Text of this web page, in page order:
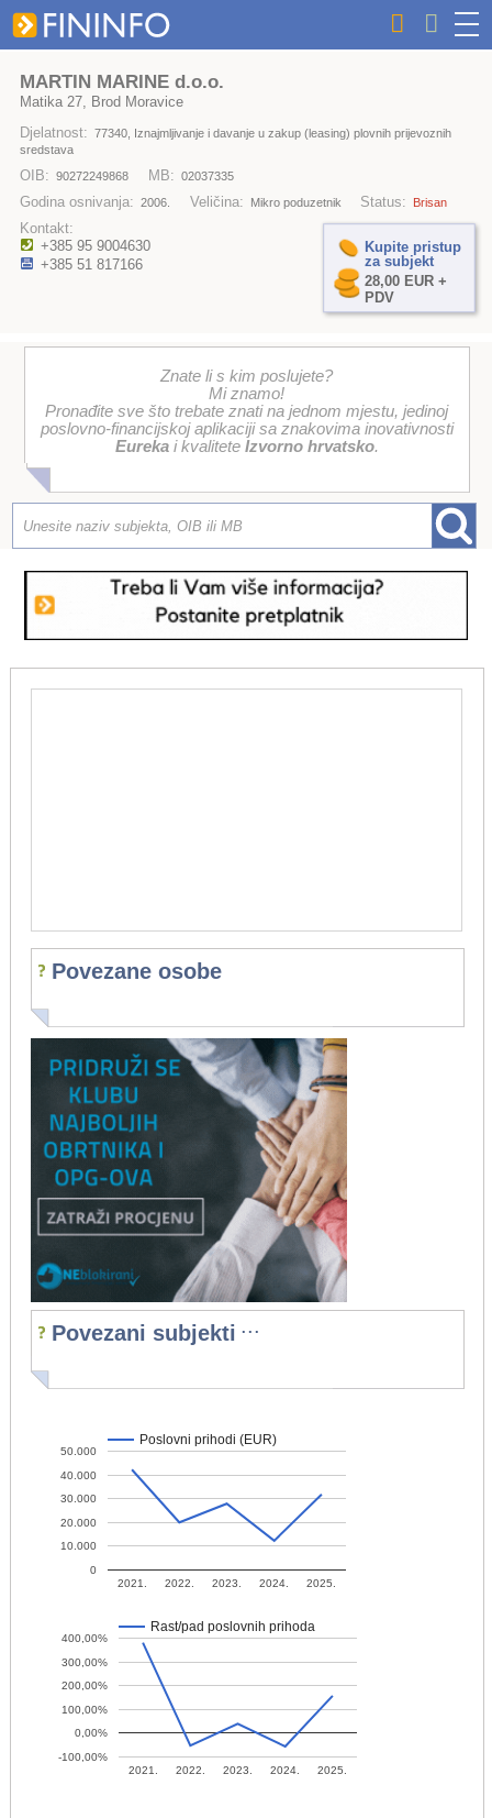
MARTIN MARINE d.o.o.
Matika 27, Brod Moravice
Djelatnost: 77340, Iznajmljivanje i davanje u zakup (leasing) plovnih prijevoznih
sredstava
OIB: 90272249868 MB: 02037335
Godina osnivanja: 2006. Veličina: Mikro poduzetnik Status: Brisan
Kontakt:
+385 95 9004630
+385 51 817166
Kupite pristup
za subjekt
28,00 EUR +
PDV
Znate li s kim poslujete?
Mi znamo!
Pronađite sve što trebate znati na jednom mjestu, jedinoj
poslovno-financijskoj aplikaciji sa znakovima inovativnosti
Eurekai kvalitete Izvorno hrvatsko.
Povezane osobe
Povezani subjekti ...
Poslovni prihodi (EUR)
2021. 2022. 2023. 2024. 2025.
0
10.000
20.000
30.000
40.000
50.000
Rast/pad poslovnih prihoda
2021. 2022. 2023. 2024. 2025.
-100,00%
0,00%
100,00%
200,00%
300,00%
400,00%